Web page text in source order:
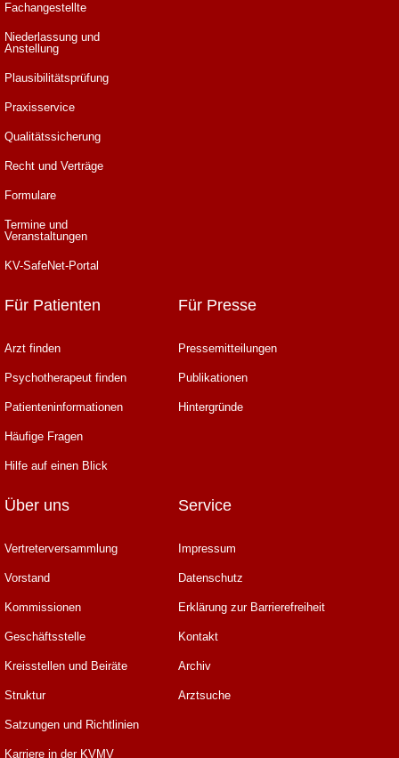
Fachangestellte
Niederlassung und
Anstellung
Plausibilitätsprüfung
Praxisservice
Qualitätssicherung
Recht und Verträge
Formulare
Termine und
Veranstaltungen
KV-SafeNet-Portal
Für Patienten
Arzt finden
Psychotherapeut finden
Patienteninformationen
Häufige Fragen
Hilfe auf einen Blick
Für Presse
Pressemitteilungen
Publikationen
Hintergründe
Über uns
Vertreterversammlung
Vorstand
Kommissionen
Geschäftsstelle
Kreisstellen und Beiräte
Struktur
Satzungen und Richtlinien
Karriere in der KVMV
Service
Impressum
Datenschutz
Erklärung zur Barrierefreiheit
Kontakt
Archiv
Arztsuche